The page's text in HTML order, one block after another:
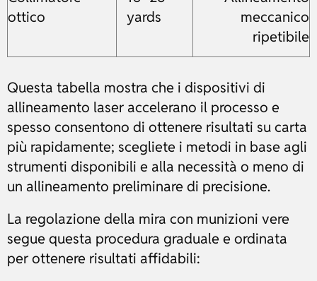
ottico
yards
meccanico
ripetibile
Questa tabella mostra che i dispositivi di
allineamento laser accelerano il processo e
spesso consentono di ottenere risultati su carta
più rapidamente; scegliete i metodi in base agli
strumenti disponibili e alla necessità o meno di
un allineamento preliminare di precisione.
La regolazione della mira con munizioni vere
segue questa procedura graduale e ordinata
per ottenere risultati affidabili: